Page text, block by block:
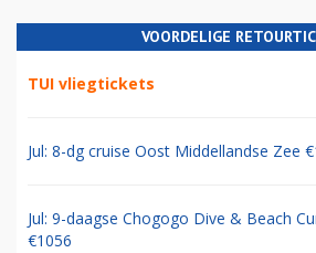
VOORDELIGE
TUI vliegtickets
Jul: 8-dg cruise Oost Middellandse Zee
Jul: 9-daagse Chogogo Dive & Beach
€1056